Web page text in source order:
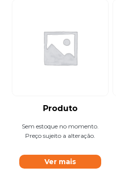
Produto
Sem estoque no momento.
Preço sujeito a alteração.
Ver mais